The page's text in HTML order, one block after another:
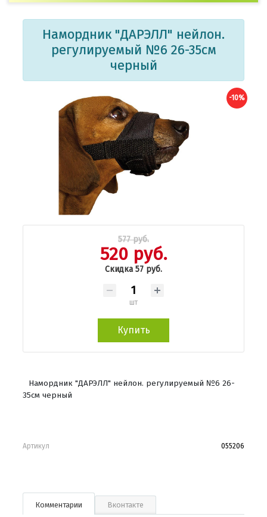
Намордник "ДАРЭЛЛ" нейлон.
регулируемый №6 26-35см
черный
-10%
577 руб.
520 руб.
Скидка 57 руб.
шт
Купить
Намордник "ДАРЭЛЛ" нейлон. регулируемый №6 26-
35см черный
Артикул 055206
Комментарии Вконтакте